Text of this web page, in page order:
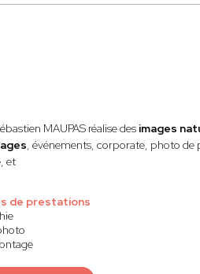
MAUPAS réalise des images
, événements, corporate, photo de
et
de prestations